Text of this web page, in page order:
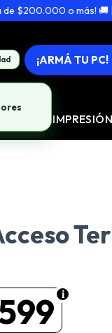
$200.000 o más! 🚚 |
¡ARMÁ TU PC!
IMPRESIÓN